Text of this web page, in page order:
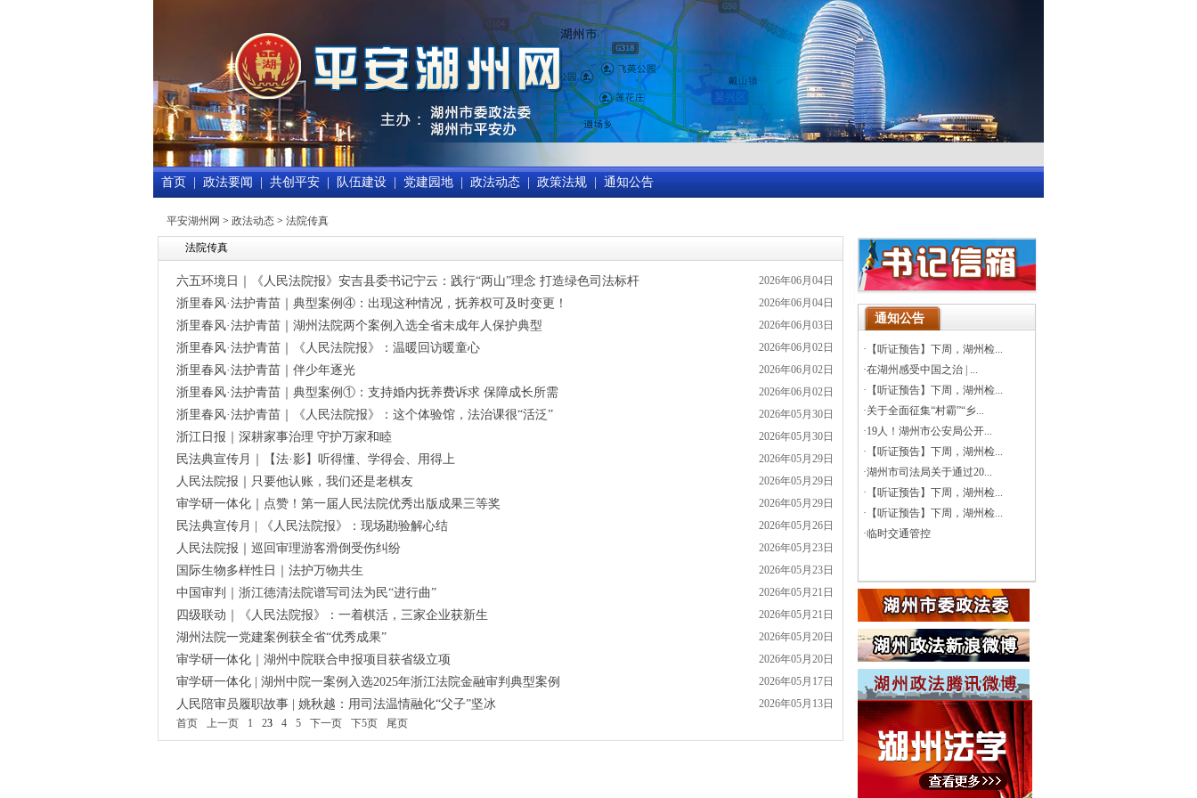
首页 政法要闻 共创平安 队伍建设 党建园地 政法动态 政策法规 通知公告
平安湖州网 > 政法动态 > 法院传真
法院传真
2026年06月04日
六五环境日｜《人民法院报》安吉县委书记宁云：践行“两山”理念 打造绿色司法标杆
2026年06月04日
浙里春风·法护青苗｜典型案例④：出现这种情况，抚养权可及时变更！
2026年06月03日
浙里春风·法护青苗｜湖州法院两个案例入选全省未成年人保护典型
2026年06月02日
浙里春风·法护青苗｜《人民法院报》：温暖回访暖童心
2026年06月02日
浙里春风·法护青苗｜伴少年逐光
2026年06月02日
浙里春风·法护青苗｜典型案例①：支持婚内抚养费诉求 保障成长所需
2026年05月30日
浙里春风·法护青苗｜《人民法院报》：这个体验馆，法治课很“活泛”
2026年05月30日
浙江日报｜深耕家事治理 守护万家和睦
2026年05月29日
民法典宣传月｜【法·影】听得懂、学得会、用得上
2026年05月29日
人民法院报｜只要他认账，我们还是老棋友
2026年05月29日
审学研一体化｜点赞！第一届人民法院优秀出版成果三等奖
2026年05月26日
民法典宣传月 | 《人民法院报》：现场勘验解心结
2026年05月23日
人民法院报｜巡回审理游客滑倒受伤纠纷
2026年05月23日
国际生物多样性日｜法护万物共生
2026年05月21日
中国审判｜浙江德清法院谱写司法为民“进行曲”
2026年05月21日
四级联动｜《人民法院报》：一着棋活，三家企业获新生
2026年05月20日
湖州法院一党建案例获全省“优秀成果”
2026年05月20日
审学研一体化｜湖州中院联合申报项目获省级立项
2026年05月17日
审学研一体化 | 湖州中院一案例入选2025年浙江法院金融审判典型案例
2026年05月13日
人民陪审员履职故事 | 姚秋越：用司法温情融化“父子”坚冰
首页 上一页 1 23 4 5 下一页 下5页 尾页
通知公告
· 【听证预告】下周，湖州检...
·在湖州感受中国之治 | ...
· 【听证预告】下周，湖州检...
·关于全面征集“村霸”“乡...
·19人！湖州市公安局公开...
· 【听证预告】下周，湖州检...
·湖州市司法局关于通过20...
· 【听证预告】下周，湖州检...
· 【听证预告】下周，湖州检...
·临时交通管控